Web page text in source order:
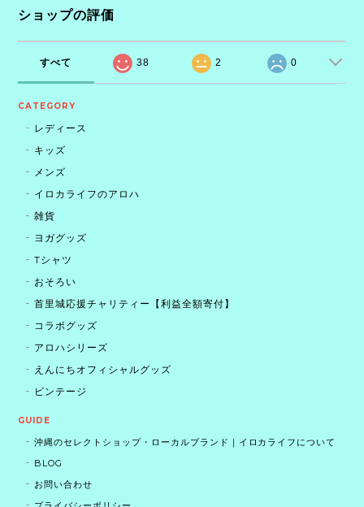
ショップの評価
すべて 38 2 0
CATEGORY
レディース
キッズ
メンズ
イロカライフのアロハ
雑貨
ヨガグッズ
Tシャツ
おそろい
首里城応援チャリティー【利益全額寄付】
コラボグッズ
アロハシリーズ
えんにちオフィシャルグッズ
ビンテージ
GUIDE
沖縄のセレクトショップ・ローカルブランド｜イロカライフについて
BLOG
お問い合わせ